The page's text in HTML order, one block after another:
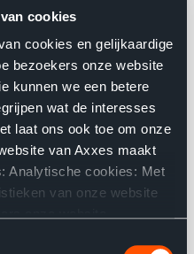
cookies
cookies en gelijkaardige
bezoekers onze website
kunnen we een betere
wat de interesses
laat ons ook toe om onze
van Axxes maakt
Analytische cookies: Met
van onze website
Engineer
(trainee 2021)